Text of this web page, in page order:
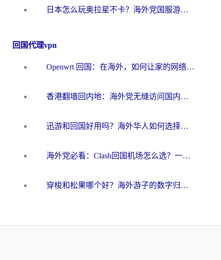
日本怎么玩奥拉星不卡？海外党国服游戏加速器选择全攻略
回国代理vpn
Openwrt 回国：在海外，如何让家的网络触手可及
香港翻墙回内地：海外党无缝访问国内资源的加速器选择全攻略
迅游和回国好用吗？海外华人如何选择靠谱的回国加速器
海外党必看：Clash回国机场怎么选？一篇搞定无缝访问国内资源的全攻略
穿梭和松果哪个好？海外游子的数字归乡路，到底该怎么选